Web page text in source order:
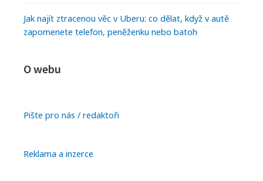
Jak najít ztracenou věc v Uberu: co dělat, když v autě
zapomenete telefon, peněženku nebo batoh
O webu
Pište pro nás / redaktoři
Reklama a inzerce